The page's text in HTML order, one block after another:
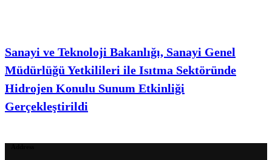
Sanayi ve Teknoloji Bakanlığı, Sanayi Genel
Müdürlüğü Yetkilileri ile Isıtma Sektöründe
Hidrojen Konulu Sunum Etkinliği
Gerçekleştirildi